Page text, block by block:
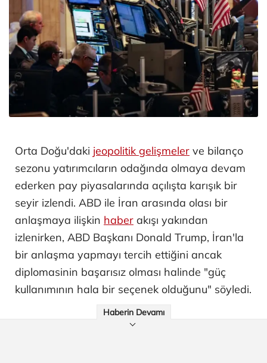
Orta Doğu'daki jeopolitik gelişmeler ve bilanço
sezonu yatırımcıların odağında olmaya devam
ederken pay piyasalarında açılışta karışık bir
seyir izlendi. ABD ile İran arasında olası bir
anlaşmaya ilişkin haber akışı yakından
izlenirken, ABD Başkanı Donald Trump, İran'la
bir anlaşma yapmayı tercih ettiğini ancak
diplomasinin başarısız olması halinde "güç
kullanımının hala bir seçenek olduğunu" söyledi.
Haberin Devamı